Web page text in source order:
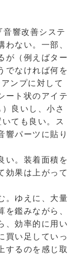
音響改善システ
わない。一部、
が（例えばター
でなければ何を
ンプに対して
ート状のアイテ
良いし、小さ
ても良い。ス
響パーツに貼り
い。装着面積を
効果は上がって
。ゆえに、大量
を鑑みながら、
、効率的に用い
買い足していっ
するのを感じ取